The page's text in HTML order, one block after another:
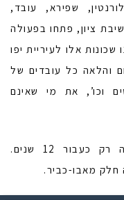
שפירא, עובד,
ציון, פתחו בפעולה
אלו לעיריית יפו
והלאה כל עובדים של
וכו’, את מי שאינם
אך כאמור, פעולת הסיפוח התבצעה רק כעבור 12 שנים.
חלק מאבו-כביר.